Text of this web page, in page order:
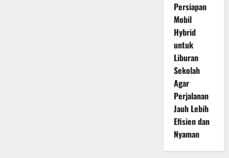
Persiapan
Mobil
Hybrid
untuk
Liburan
Sekolah
Agar
Perjalanan
Jauh Lebih
Efisien dan
Nyaman